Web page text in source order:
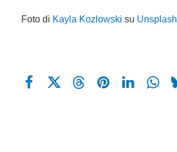
Foto di Kayla Kozlowski su Unsplash